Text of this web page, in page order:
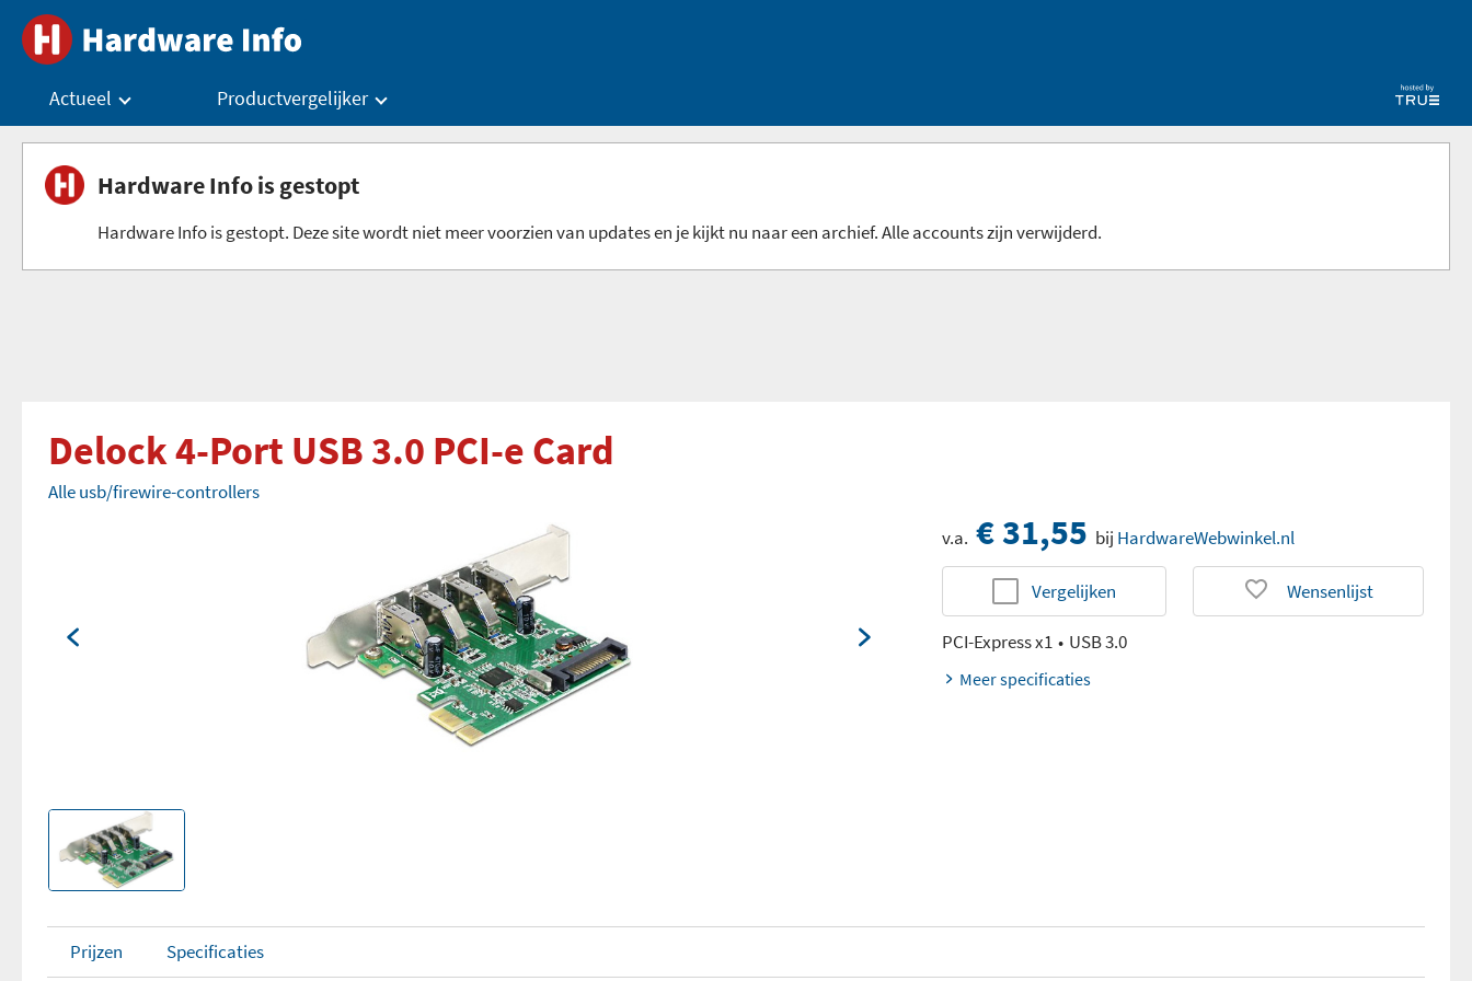
Actueel Productvergelijker
Hardware Info is gestopt
Hardware Info is gestopt. Deze site wordt niet meer voorzien van updates en je kijkt nu naar een archief. Alle accounts zijn verwijderd.
Delock 4-Port USB 3.0 PCI-e Card
Alle usb/firewire-controllers
v.a. € 31,55 bij HardwareWebwinkel.nl
Vergelijken Wensenlijst
PCI-Express x1 USB 3.0
Meer specificaties
Prijzen Specificaties